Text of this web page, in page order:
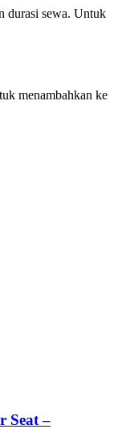
durasi sewa. Untuk
menambahkan ke
Seat –